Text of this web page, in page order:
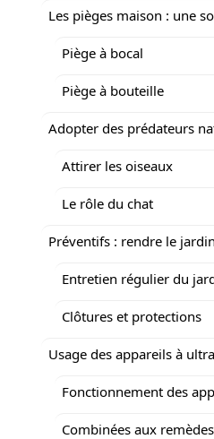
Les pièges maison : une
Piège à bocal
Piège à bouteille
Adopter des prédateurs
Attirer les oiseaux
Le rôle du chat
Préventifs : rendre le
Entretien régulier du
Clôtures et protections
Usage des appareils à
Fonctionnement des
Combinées aux